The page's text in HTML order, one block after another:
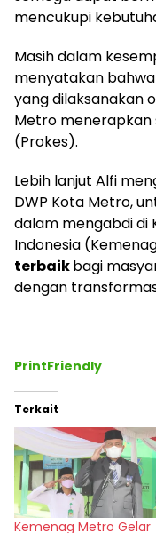
mencukupi
Masih dalam
menyatakan
yang dilaksanakan
Metro
(Prokes).
Lebih lanjut Alfi
DWP Kota Metro,
dalam mengabdi di
Indonesia
terbaikbagi
dengan
PrintFriendly
Terkait
Kemenag Metro Gelar